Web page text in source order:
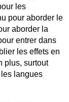
les
pour aborder le
aborder la
entrer dans
les effets en
plus, surtout
langues